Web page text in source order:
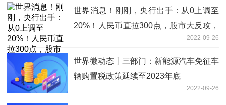
世界消息！刚刚，央行出手：从0上调至
20%！人民币直拉300点，股市大反攻，
2022-09-26
世界微动态丨三部门：新能源汽车免征车
辆购置税政策延续至2023年底
2022-09-26